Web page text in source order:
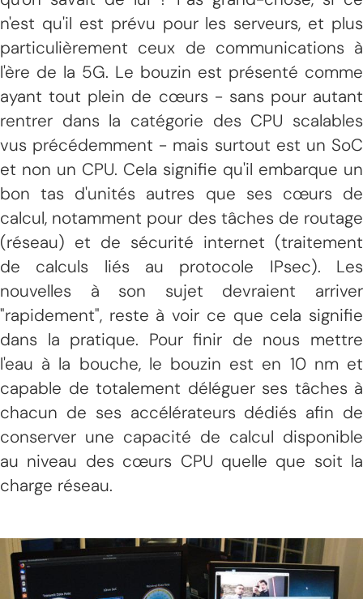
n'est qu'il est prévu pour les serveurs, et plus
particulièrement ceux de communications à
l'ère de la 5G. Le bouzin est présenté comme
ayant tout plein de cœurs - sans pour autant
rentrer dans la catégorie des CPU scalables
vus précédemment - mais surtout est un SoC
et non un CPU. Cela signifie qu'il embarque un
bon tas d'unités autres que ses cœurs de
calcul, notamment pour des tâches de routage
(réseau) et de sécurité internet (traitement
de calculs liés au protocole IPsec). Les
nouvelles à son sujet devraient arriver
"rapidement", reste à voir ce que cela signifie
dans la pratique. Pour finir de nous mettre
l'eau à la bouche, le bouzin est en 10 nm et
capable de totalement déléguer ses tâches à
chacun de ses accélérateurs dédiés afin de
conserver une capacité de calcul disponible
au niveau des cœurs CPU quelle que soit la
charge réseau.